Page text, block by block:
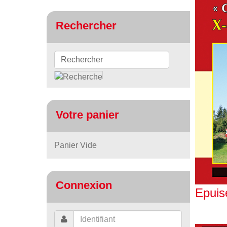
Rechercher
Votre panier
Panier Vide
Connexion